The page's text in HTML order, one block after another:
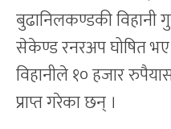
बुढानिलकण्डकी विहानी
सेकेण्ड रनरअप घोषित भए
विहानीले १० हजार
प्राप्त गरेका छन् ।